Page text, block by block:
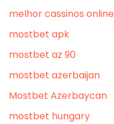
melhor cassinos online
mostbet apk
mostbet az 90
mostbet azerbaijan
Mostbet Azerbaycan
mostbet hungary